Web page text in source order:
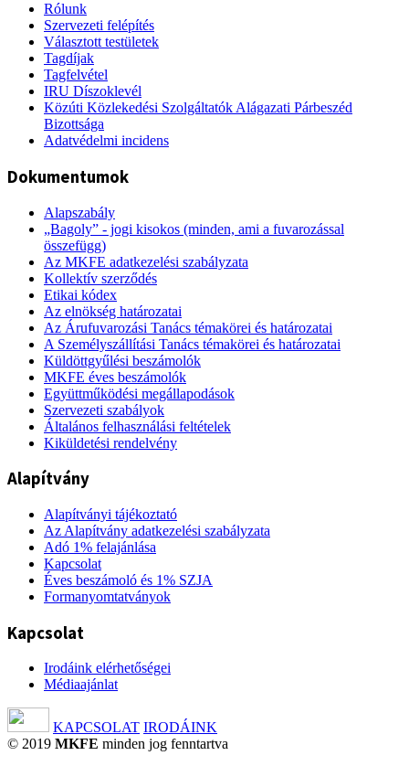
Rólunk
Szervezeti felépítés
Választott testületek
Tagdíjak
Tagfelvétel
IRU Díszoklevél
Közúti Közlekedési Szolgáltatók Alágazati Párbeszéd
Bizottsága
Adatvédelmi incidens
Dokumentumok
Alapszabály
„Bagoly” - jogi kisokos (minden, ami a fuvarozással
összefügg)
Az MKFE adatkezelési szabályzata
Kollektív szerződés
Etikai kódex
Az elnökség határozatai
Az Árufuvarozási Tanács témakörei és határozatai
A Személyszállítási Tanács témakörei és határozatai
Küldöttgyűlési beszámolók
MKFE éves beszámolók
Együttműködési megállapodások
Szervezeti szabályok
Általános felhasználási feltételek
Kiküldetési rendelvény
Alapítvány
Alapítványi tájékoztató
Az Alapítvány adatkezelési szabályzata
Adó 1% felajánlása
Kapcsolat
Éves beszámoló és 1% SZJA
Formanyomtatványok
Kapcsolat
Irodáink elérhetőségei
Médiaajánlat
KAPCSOLAT IRODÁINK
© 2019 MKFE minden jog fenntartva